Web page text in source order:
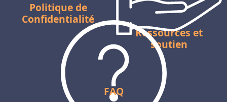
Politique de
Confidentialité
Ressources et
soutien
FAQ